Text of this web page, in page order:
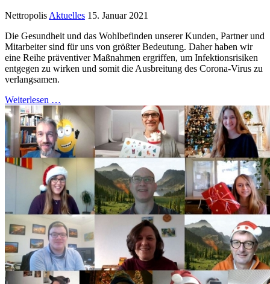
Nettropolis Aktuelles 15. Januar 2021
Die Gesundheit und das Wohlbefinden unserer Kunden, Partner und
Mitarbeiter sind für uns von größter Bedeutung. Daher haben wir
eine Reihe präventiver Maßnahmen ergriffen, um Infektionsrisiken
entgegen zu wirken und somit die Ausbreitung des Corona-Virus zu
verlangsamen.
Weiterlesen …